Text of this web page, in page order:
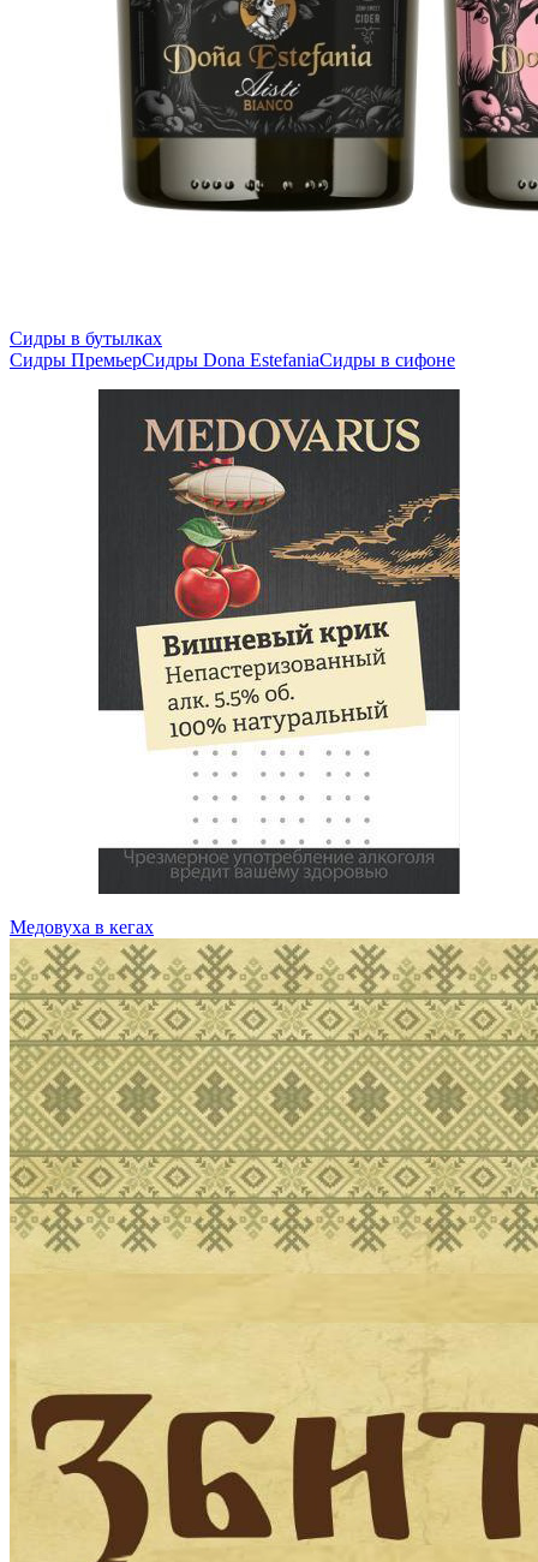
Сидры в бутылках
Сидры ПремьерСидры Dona EstefaniaСидры в сифоне
Медовуха в кегах